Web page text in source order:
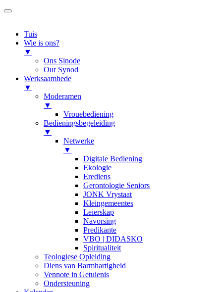
Tuis
Wie is ons?
▼
Ons Sinode
Our Synod
Werksaamhede
▼
Moderamen
▼
Vrouebediening
Bedieningsbegeleiding
▼
Netwerke
▼
Digitale Bediening
Ekologie
Erediens
Gerontologie Seniors
JONK Vrystaat
Kleingemeentes
Leierskap
Navorsing
Predikante
VBO | DIDASKO
Spiritualiteit
Teologiese Opleiding
Diens van Barmhartigheid
Vennote in Getuienis
Ondersteuning